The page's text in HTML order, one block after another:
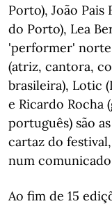
Porto), João
do Porto), Lea
'performer'
(atriz, cantora,
brasileira), Lotic
e Ricardo
português) são
cartaz do
num
Ao fim de 15